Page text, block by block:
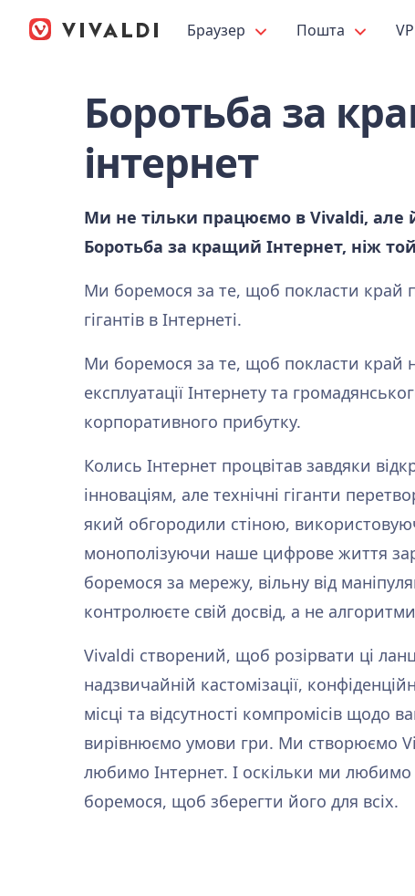
Браузер Пошта
Боротьба за
інтернет
Ми не тільки працюємо в Vivaldi, але
Боротьба за кращий Інтернет, ніж
Ми боремося за те, щоб покласти край
гігантів в Інтернеті.
Ми боремося за те, щоб покласти край
експлуатації Інтернету та
корпоративного прибутку.
Колись Інтернет процвітав завдяки
інноваціям, але технічні гіганти
який обгородили стіною,
монополізуючи наше цифрове життя
боремося за мережу, вільну від
контролюєте свій досвід, а не
Vivaldi створений, щоб розірвати ці
надзвичайній кастомізації,
місці та відсутності компромісів щодо
вирівнюємо умови гри. Ми створюємо
любимо Інтернет. І оскільки ми любимо
боремося, щоб зберегти його для всіх.